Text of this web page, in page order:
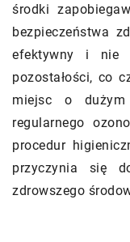
środki
bezpieczeństwa
efektywny i nie
pozostałości, co
miejsc o dużym
regularnego
procedur
przyczynia się
zdrowszego